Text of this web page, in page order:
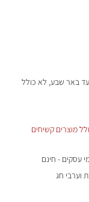
עד באר שבע, לא כולל
מוצרים קשיחים
וערבי חג